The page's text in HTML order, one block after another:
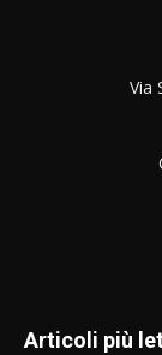
Via
Articoli più